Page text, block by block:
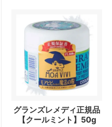
グランズレメディ正規品
【クールミント】50g